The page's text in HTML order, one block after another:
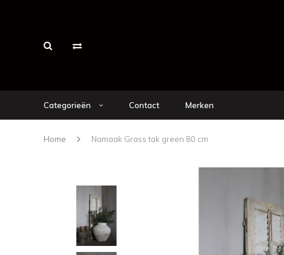
Categorieën Contact Merken
Home Namaak Grass tak green 80 cm